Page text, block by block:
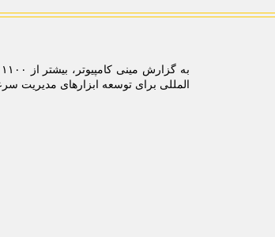
المللی برای توسعه ابزارهای مدیریت